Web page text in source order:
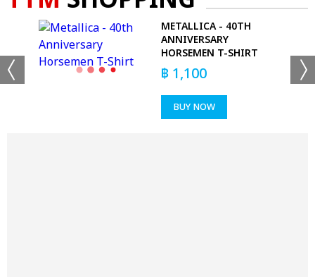
METALLICA - 40TH
ANNIVERSARY
HORSEMEN T-SHIRT
฿ 1,100
BUY NOW